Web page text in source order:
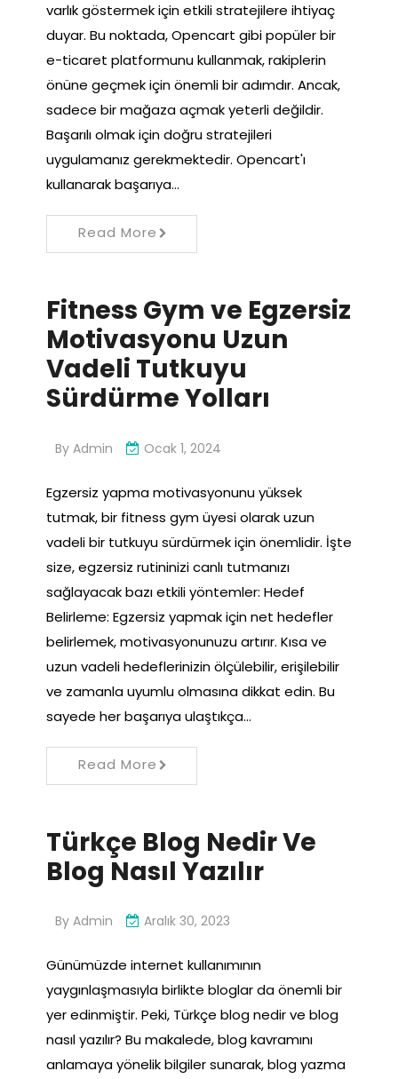
varlık göstermek için etkili stratejilere ihtiyaç
duyar. Bu noktada, Opencart gibi popüler bir
e-ticaret platformunu kullanmak, rakiplerin
önüne geçmek için önemli bir adımdır. Ancak,
sadece bir mağaza açmak yeterli değildir.
Başarılı olmak için doğru stratejileri
uygulamanız gerekmektedir. Opencart'ı
kullanarak başarıya…
Read More
Fitness Gym ve Egzersiz
Motivasyonu Uzun
Vadeli Tutkuyu
Sürdürme Yolları
By Admin Ocak 1, 2024
Egzersiz yapma motivasyonunu yüksek
tutmak, bir fitness gym üyesi olarak uzun
vadeli bir tutkuyu sürdürmek için önemlidir. İşte
size, egzersiz rutininizi canlı tutmanızı
sağlayacak bazı etkili yöntemler: Hedef
Belirleme: Egzersiz yapmak için net hedefler
belirlemek, motivasyonunuzu artırır. Kısa ve
uzun vadeli hedeflerinizin ölçülebilir, erişilebilir
ve zamanla uyumlu olmasına dikkat edin. Bu
sayede her başarıya ulaştıkça…
Read More
Türkçe Blog Nedir Ve
Blog Nasıl Yazılır
By Admin Aralık 30, 2023
Günümüzde internet kullanımının
yaygınlaşmasıyla birlikte bloglar da önemli bir
yer edinmiştir. Peki, Türkçe blog nedir ve blog
nasıl yazılır? Bu makalede, blog kavramını
anlamaya yönelik bilgiler sunarak, blog yazma